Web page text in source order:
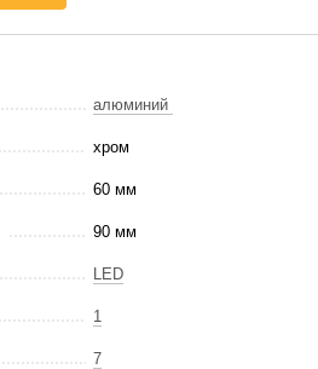
алюминий
хром
60 мм
90 мм
LED
1
7